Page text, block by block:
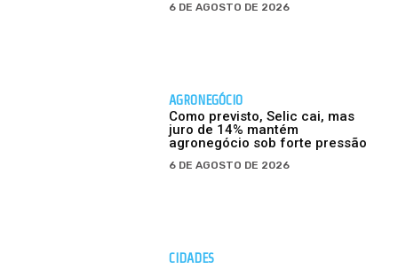
6 DE AGOSTO DE 2026
AGRONEGÓCIO
Como previsto, Selic cai, mas
juro de 14% mantém
agronegócio sob forte pressão
6 DE AGOSTO DE 2026
CIDADES